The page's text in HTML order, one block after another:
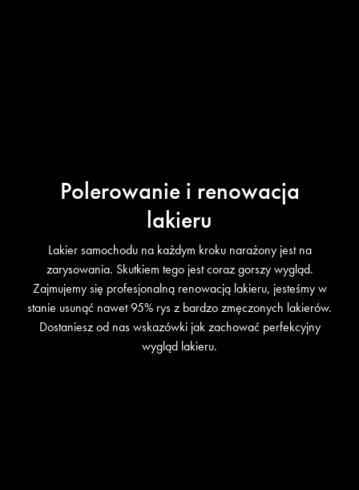
Polerowanie i renowacja
lakieru
Lakier samochodu na każdym kroku narażony jest na
zarysowania. Skutkiem tego jest coraz gorszy wygląd.
Zajmujemy się profesjonalną renowacją lakieru, jesteśmy w
stanie usunąć nawet 95% rys z bardzo zmęczonych lakierów.
Dostaniesz od nas wskazówki jak zachować perfekcyjny
wygląd lakieru.